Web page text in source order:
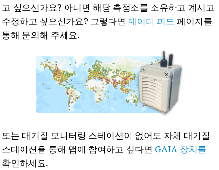
고 싶으신가요? 아니면 해당 측정소를 소유하고 계시고
수정하고 싶으신가요? 그렇다면 데이터 피드 페이지를
통해 문의해 주세요.
또는 대기질 모니터링 스테이션이 없어도 자체 대기질
스테이션을 통해 맵에 참여하고 싶다면 GAIA 장치를
확인하세요.